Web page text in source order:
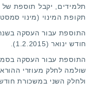
תקופת המינוי (מינוי
התוספת עבור העסקה
חודש ינואר (1.2.2015).
התוספת עבור העסקה